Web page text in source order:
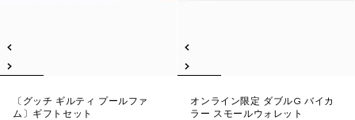
〔グッチ ギルティ プールファ
ム〕ギフトセット
オンライン限定 ダブルG バイカ
ラー スモールウォレット